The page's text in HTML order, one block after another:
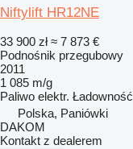
Niftylift HR12NE
33 900 zł ≈ 7 873 €
Podnośnik przegubowy
2011
1 085 m/g
Paliwo elektr. Ładowność
Polska, Paniówki
DAKOM
Kontakt z dealerem